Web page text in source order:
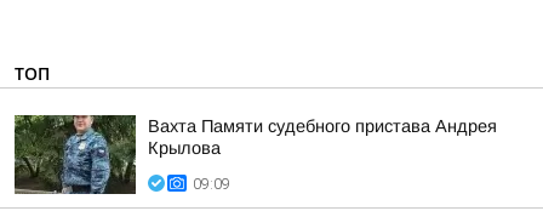
ТОП
Вахта Памяти судебного пристава Андрея
Крылова
09:09